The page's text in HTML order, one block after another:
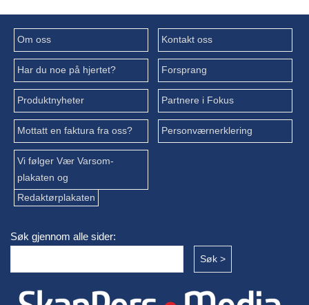
Om oss Kontakt oss
Har du noe på hjertet? Forsprang
Produktnyheter Partnere i Fokus
Mottatt en faktura fra oss? Personværnerklering
Vi følger Vær Varsom-
plakaten og
Redaktørplakaten
Søk gjennom alle sider: